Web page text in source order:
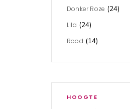
Donker Roze (24)
Lila (24)
Rood (14)
HOOGTE